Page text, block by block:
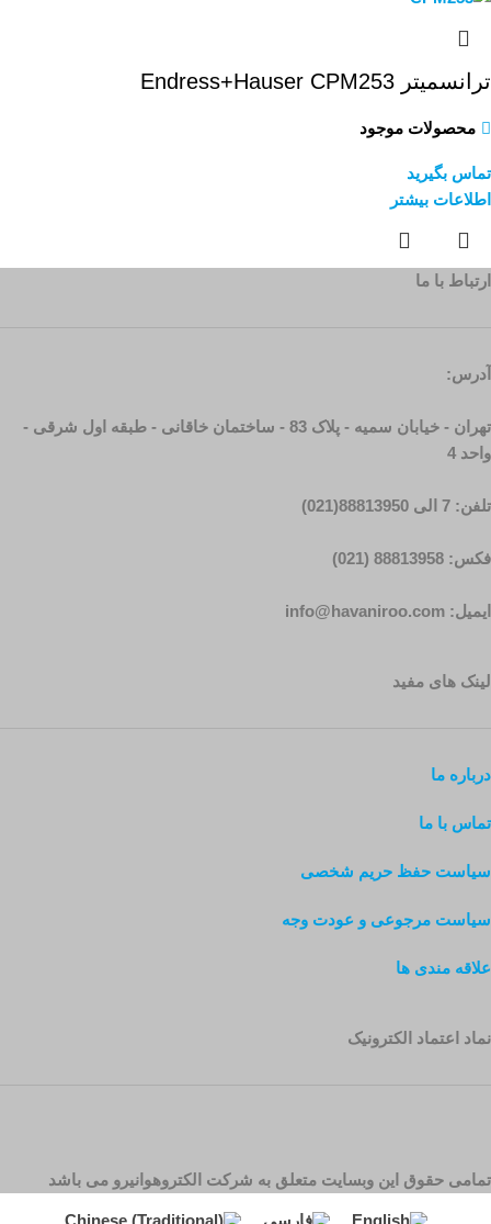
ترانسمیتر Endress+Hauser CPM253
محصولات موجود
تماس بگیرید
اطلاعات بیشتر
ارتباط با ما
آدرس:
تهران - خیابان سمیه - پلاک 83 - ساختمان خاقانی - طبقه اول شرقی -
واحد 4
تلفن: 7 الی 88813950(021)
فکس: 88813958 (021)
ایمیل: info@havaniroo.com
لینک های مفید
درباره ما
تماس با ما
سیاست حفظ حریم شخصی
سیاست مرجوعی و عودت وجه
علاقه مندی ها
نماد اعتماد الکترونیک
تمامی حقوق این وبسایت متعلق به شرکت الکتروهوانیرو می باشد